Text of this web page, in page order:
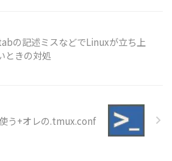
の記述ミスなどでLinuxが立ち上
ときの対処
う+オレの.tmux.conf